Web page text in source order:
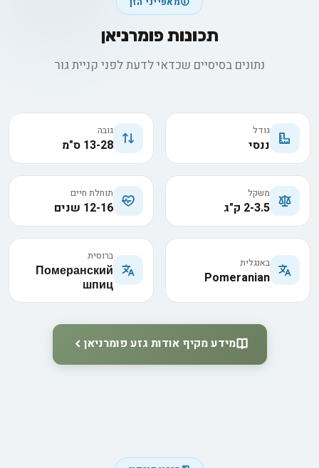
תכונות פומרניאן
נתונים בסיסיים שכדאי לדעת לפני קניית גור
גודל
ננסי
גובה
13-28 ס"מ
משקל
2-3.5 ק"ג
תוחלת חיים
12-16 שנים
באנגלית
Pomeranian
ברוסית
Померанский
шпиц
מידע מקיף אודות גזע פומרניאן